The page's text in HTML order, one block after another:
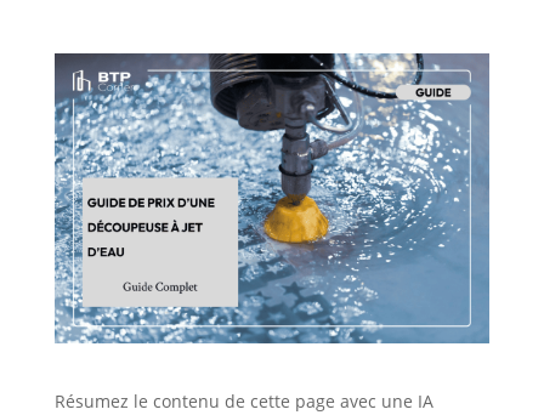
Résumez le contenu de cette page avec une IA